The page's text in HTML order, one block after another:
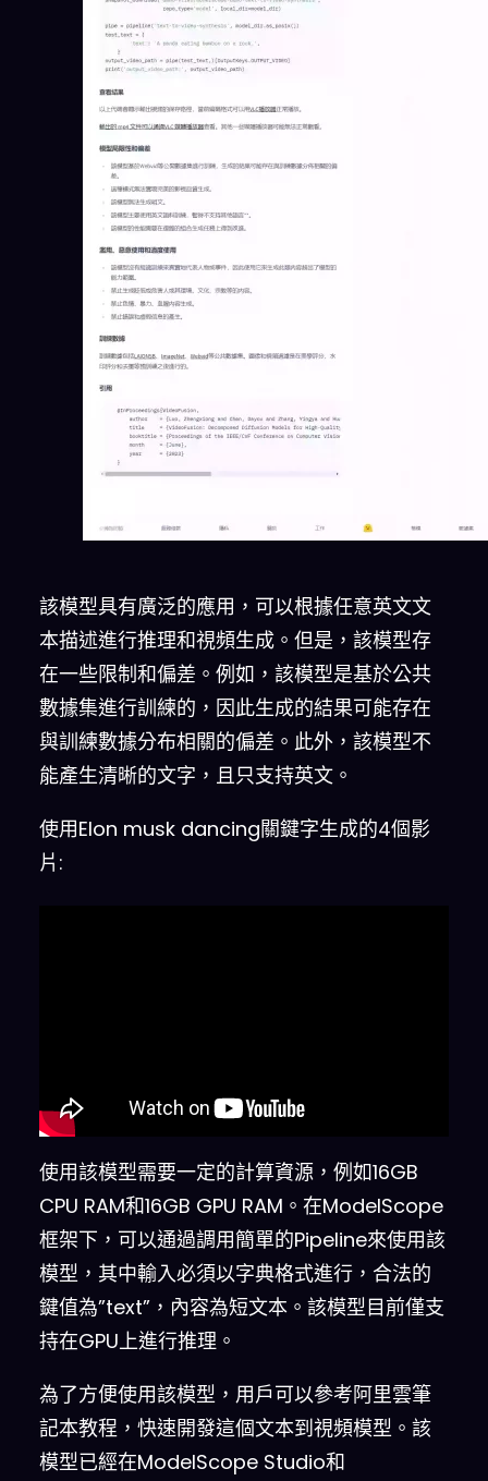
該模型具有廣泛的應用，可以根據任意英文文
本描述進行推理和視頻生成。但是，該模型存
在一些限制和偏差。例如，該模型是基於公共
數據集進行訓練的，因此生成的結果可能存在
與訓練數據分布相關的偏差。此外，該模型不
能產生清晰的文字，且只支持英文。
使用Elon musk dancing關鍵字生成的4個影
片:
使用該模型需要一定的計算資源，例如16GB
CPU RAM和16GB GPU RAM。在ModelScope
框架下，可以通過調用簡單的Pipeline來使用該
模型，其中輸入必須以字典格式進行，合法的
鍵值為”text”，內容為短文本。該模型目前僅支
持在GPU上進行推理。
為了方便使用該模型，用戶可以參考阿里雲筆
記本教程，快速開發這個文本到視頻模型。該
模型已經在ModelScope Studio和